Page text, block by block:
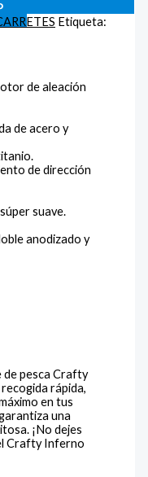
Etiqueta:
de aleación
de acero y
de dirección
suave.
anodizado y
de pesca Crafty
rápida,
en tus
una
¡No dejes
Crafty Inferno